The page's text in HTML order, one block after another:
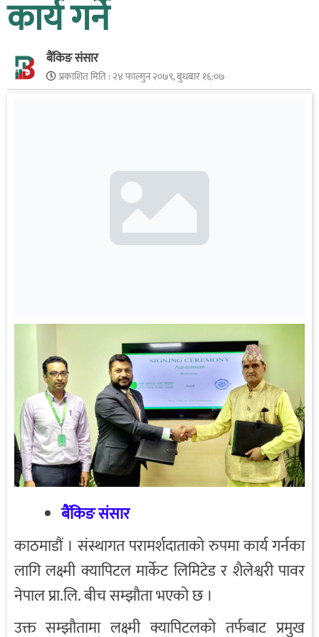
कार्य गर्ने
बैंकिङ संसार
प्रकाशित मिति :२४ फाल्गुन २०७९, बुधबार १६:०७
बैंकिङ संसार
काठमाडौं । संस्थागत परामर्शदाताको रुपमा कार्य गर्नका
लागि लक्ष्मी क्यापिटल मार्केट लिमिटेड र शैलेश्वरी पावर
नेपाल प्रा.लि. बीच सम्झौता भएको छ ।
उक्त सम्झौतामा लक्ष्मी क्यापिटलको तर्फबाट प्रमुख